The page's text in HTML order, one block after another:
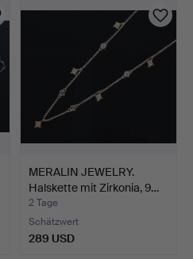
MERALIN JEWELRY.
Halskette mit Zirkonia, 9…
2 Tage
Schätzwert
289 USD